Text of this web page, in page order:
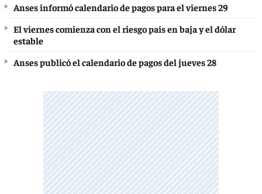
Anses informó calendario de pagos para el viernes 29
El viernes comienza con el riesgo país en baja y el dólar
estable
Anses publicó el calendario de pagos del jueves 28